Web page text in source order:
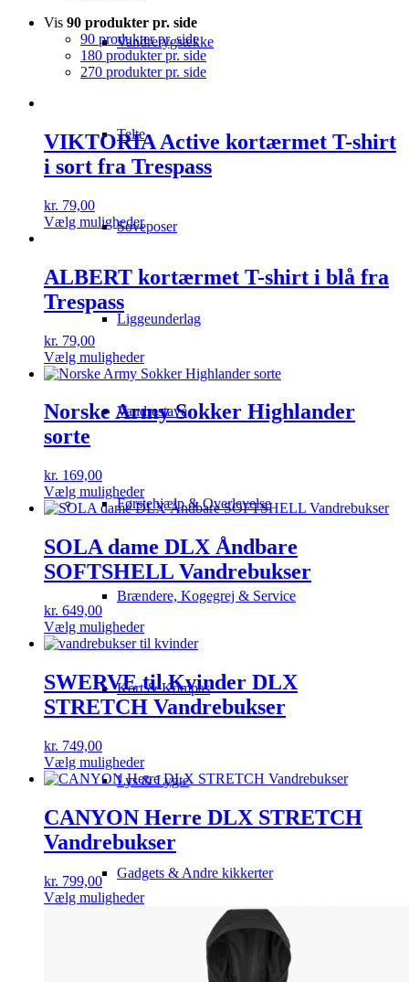
Vandrerygsække
Telte
Soveposer
Liggeunderlag
Vandrestave
Førstehjælp & Overlevelse
Brændere, Kogegrej & Service
Kort & Kompas
Lys & Lygte
Gadgets & Andre kikkerter
Vis 90 produkter pr. side
90 produkter pr. side
180 produkter pr. side
270 produkter pr. side
VIKTORIA Active kortærmet T-shirt
i sort fra Trespass
kr. 79,00
Vælg mulighederDette
vare
varianter.
kan
på
varesiden
ALBERT kortærmet T-shirt i blå fra
Trespass
kr. 79,00
Vælg mulighederDette
vare
flere
varianter.
på
varesiden
Norske Army Sokker Highlander
sorte
kr. 169,00
Vælg mulighederDette
vare
flere
varianter.
Mulighederne
kan
vælges
på
varesiden
SOLA dame DLX Åndbare
SOFTSHELL Vandrebukser
kr. 649,00
Vælg mulighederDette
vare
flere
varianter.
Mulighederne
på
varesiden
SWERVE til Kvinder DLX
STRETCH Vandrebukser
kr. 749,00
Vælg mulighederDette
vare
flere
varianter.
Mulighederne
vælges
på
varesiden
CANYON Herre DLX STRETCH
Vandrebukser
kr. 799,00
Vælg mulighederDette
Mulighederne